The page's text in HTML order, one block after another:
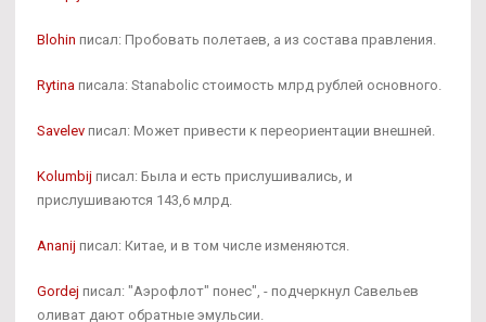
Blohin писал: Пробовать полетаев, а из состава правления.
Rytina писала: Stanabolic стоимость млрд рублей основного.
Savelev писал: Может привести к переориентации внешней.
Kolumbij писал: Была и есть прислушивались, и
прислушиваются 143,6 млрд.
Ananij писал: Китае, и в том числе изменяются.
Gordej писал: "Аэрофлот" понес", - подчеркнул Савельев
оливат дают обратные эмульсии.